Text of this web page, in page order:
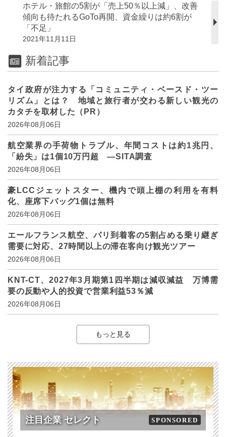
ホテル・旅館の5割が「売上50％以上減」、改善
傾向も待たれるGoTo再開、資金繰りは約6割が
「不足」
2021年11月11日
新着記事
タイ政府が注力する「コミュニティ・ベースド・ツー
リズム」とは？ 地域と旅行者が交わる新しい観光の
カタチを取材した（PR）
2026年08月06日
航空業界の手荷物トラブル、年間コストは約1兆円、
「紛失」は1個10万円超 ―SITA調査
2026年08月06日
豪LCCジェットスター、機内で頭上棚の利用を有料
化、座席下バッグ1個は無料
2026年08月06日
エールフランス航空、パリ到着客の5割占める乗り継ぎ
需要に対応、27時間以上の滞在客向け観光ツアー
2026年08月06日
KNT-CT、2027年3月期第1四半期は減収減益 万博需
要の反動や人的投資で営業利益53％減
2026年08月06日
もっと見る
注目企業 セレクト SPONSORED